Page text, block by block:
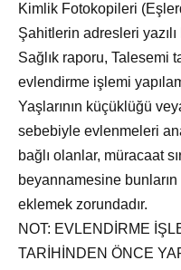
Kimlik Fotokopileri
Şahitlerin adresleri
Sağlık raporu, Talesemi
evlendirme işlemi
Yaşlarının küçüklüğü
sebebiyle evlenmeleri
bağlı olanlar, müracaat
beyannamesine bunların
eklemek zorundadır.
NOT: EVLENDİRME
TARİHİNDEN ÖNCE